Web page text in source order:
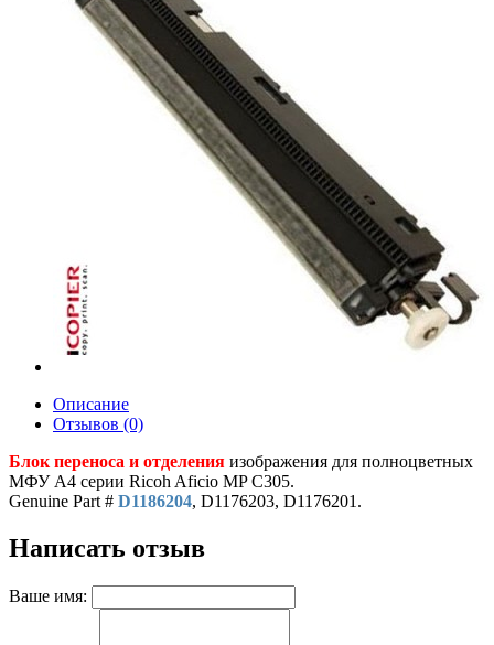
Описание
Отзывов (0)
Блок переноса и отделения изображения для полноцветных
МФУ A4 серии Ricoh Aficio MP С305.
Genuine Part # D1186204, D1176203, D1176201.
Написать отзыв
Ваше имя: